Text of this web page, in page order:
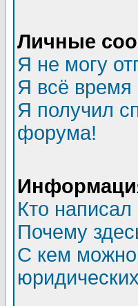
Личные
Я не могу
Я всё
Я получил
форума!
Кто
Почему
С кем можно